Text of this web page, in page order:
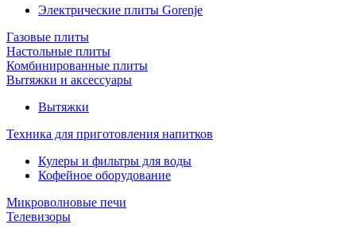
Электрические плиты Gorenje
Газовые плиты
Настольные плиты
Комбинированные плиты
Вытяжки и аксессуары
Вытяжки
Техника для приготовления напитков
Кулеры и фильтры для воды
Кофейное оборудование
Микроволновые печи
Телевизоры